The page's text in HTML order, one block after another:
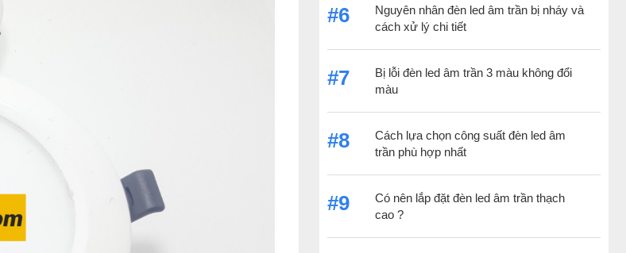
#6
Nguyên nhân đèn led âm trần bị nháy và
cách xử lý chi tiết
#7
Bị lỗi đèn led âm trần 3 màu không đổi
màu
#8
Cách lựa chọn công suất đèn led âm
trần phù hợp nhất
#9
Có nên lắp đặt đèn led âm trần thạch
cao ?